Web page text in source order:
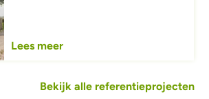
Lees meer
Bekijk alle referentieprojecten